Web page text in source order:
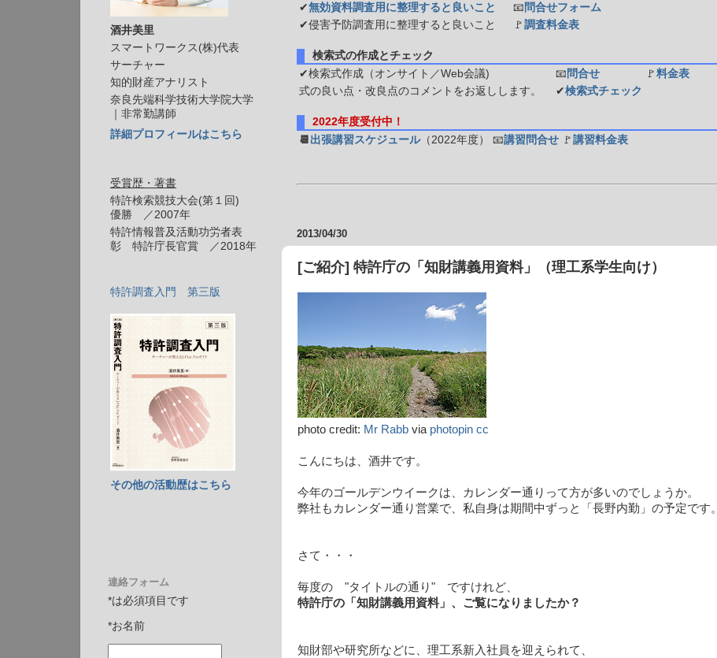
✔無効資料調査用に整理すると良いこと 📧 問合せフォーム
✔侵害予防調査用に整理すると良いこと
🚩 調査料金表
検索式の作成とチェック
✔検索式作成（オンサイト／Web会議)
📧 問合せ 🚩 料金表
式の良い点・改良点のコメントをお返しします。
✔検索式チェック
2022年度受付中！
📆 出張講習スケジュール（2022年度） 📧講習問合せ 🚩 講習料金表
2013/04/30
[ご紹介] 特許庁の「知財講義用資料」（理工系学生向け）
photo credit: Mr Rabb via photopin cc
こんにちは、酒井です。
今年のゴールデンウイークは、カレンダー通りって方が多いのでしょうか。
弊社もカレンダー通り営業で、私自身は期間中ずっと「長野内勤」の予定です。
さて・・・
毎度の "タイトルの通り" ですけれど、
特許庁の「知財講義用資料」、ご覧になりましたか？
知財部や研究所などに、理工系新入社員を迎えられて、
酒井美里
スマートワークス(株)代表
サーチャー
知的財産アナリスト
奈良先端科学技術大学院大学
｜非常勤講師
詳細プロフィールはこちら
受賞歴・著書
特許検索競技大会(第１回)
優勝 ／2007年
特許情報普及活動功労者表
彰 特許庁長官賞 ／2018年
特許調査入門 第三版
その他の活動歴はこちら
連絡フォーム
*は必須項目です
*お名前